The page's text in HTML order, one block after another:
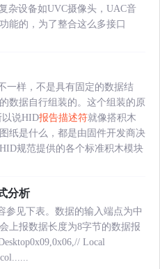
杂设备如UVC摄像头，UAC音
能的，为了整合这么多接口
一样，不是具有固定的数据结
数据自行组装的。这个组装的原
说HID报告描述符就像搭积木
纸是什么，都是由固件开发商决
规范提供的各个标准积木模块
分析
参见下表。数据的输入端点为中
上报数据长度为8字节的数据报
Local